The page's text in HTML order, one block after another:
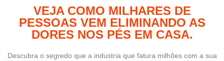
VEJA COMO MILHARES DE
PESSOAS VEM ELIMINANDO AS
DORES NOS PÉS EM CASA.
Descubra o segredo que a industria que fatura milhões com a sua